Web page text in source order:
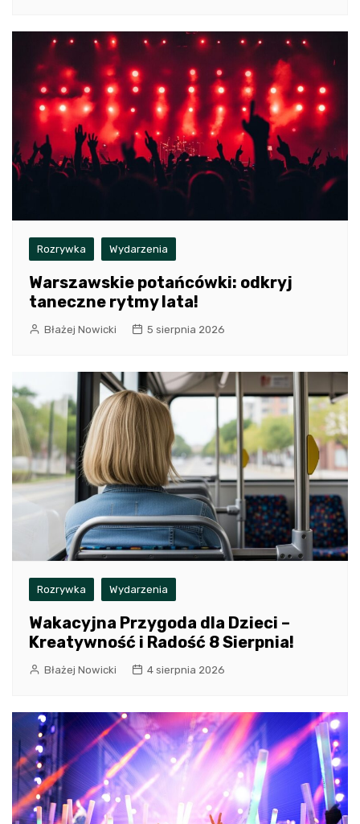
Rozrywka Wydarzenia
Warszawskie potańcówki: odkryj
taneczne rytmy lata!
Błażej Nowicki 5 sierpnia 2026
Rozrywka Wydarzenia
Wakacyjna Przygoda dla Dzieci –
Kreatywność i Radość 8 Sierpnia!
Błażej Nowicki 4 sierpnia 2026